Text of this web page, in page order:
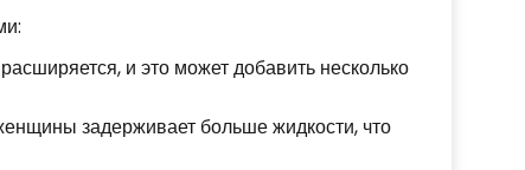
и это может добавить несколько
задерживает больше жидкости, что